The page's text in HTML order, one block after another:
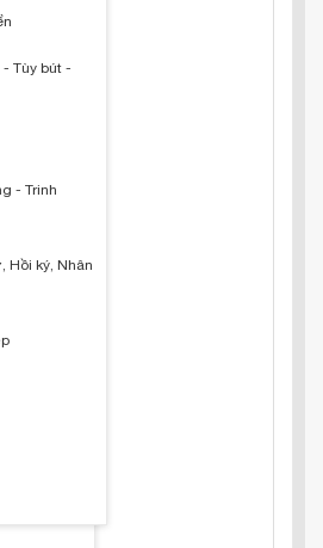
- Tùy bút -
- Trinh
Hồi ký, Nhân